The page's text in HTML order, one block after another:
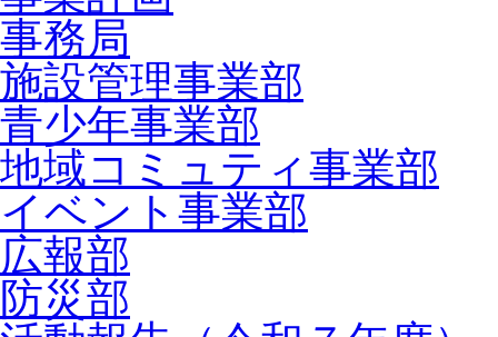
事務局
施設管理事業部
青少年事業部
地域コミュティ事業部
イベント事業部
広報部
防災部